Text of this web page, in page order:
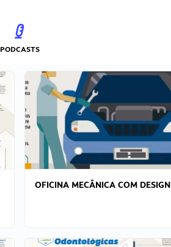
PODCASTS
OFICINA MECÂNICA COM DESIGN